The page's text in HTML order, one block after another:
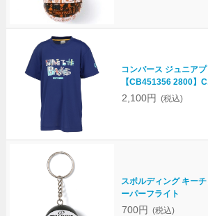
コンバース ジュニア
【CB451356 2800】
2,100円 (税込)
スポルディング キー
ーパーフライト
700円 (税込)